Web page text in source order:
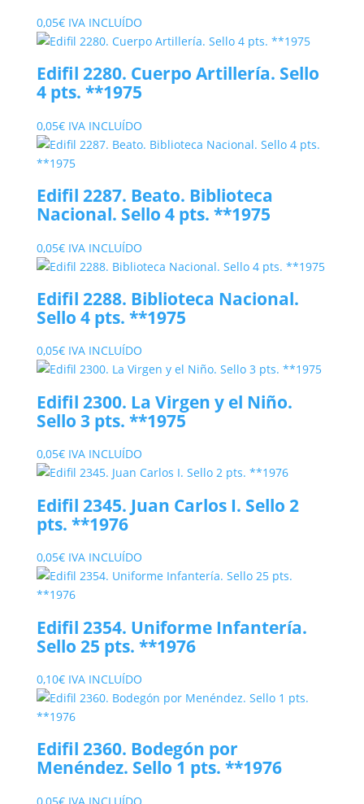
0,05€ IVA INCLUÍDO
Edifil 2280. Cuerpo Artillería. Sello
4 pts. **1975
0,05€ IVA INCLUÍDO
Edifil 2287. Beato. Biblioteca
Nacional. Sello 4 pts. **1975
0,05€ IVA INCLUÍDO
Edifil 2288. Biblioteca Nacional.
Sello 4 pts. **1975
0,05€ IVA INCLUÍDO
Edifil 2300. La Virgen y el Niño.
Sello 3 pts. **1975
0,05€ IVA INCLUÍDO
Edifil 2345. Juan Carlos I. Sello 2
pts. **1976
0,05€ IVA INCLUÍDO
Edifil 2354. Uniforme Infantería.
Sello 25 pts. **1976
0,10€ IVA INCLUÍDO
Edifil 2360. Bodegón por
Menéndez. Sello 1 pts. **1976